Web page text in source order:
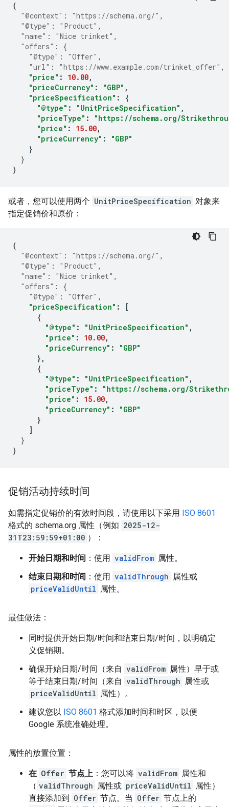
{
"@context" : "https://schema.org/" ,
"@type" : "Product" ,
"name" : "Nice trinket" ,
"offers" :
{
"@type" : "Offer" ,
"url" : "https://www.example.com/trinket_offer" ,
"price" : 10.00,
"priceCurrency" : "GBP" ,
"priceSpecification" :
{
"@type" : "UnitPriceSpecification" ,
"priceType" :
"https://schema.org/
"price" : 15.00,
"priceCurrency" :
"GBP"
}
}
}
或者，您可以使用两个 UnitPriceSpecification 对象来
指定促销价和原价：
{
"@context" : "https://schema.org/" ,
"@type" : "Product" ,
"name" : "Nice trinket" ,
"offers" :
{
"@type" : "Offer" ,
"priceSpecification" :
[
{
"@type" : "UnitPriceSpecification" ,
"price" : 10.00,
"priceCurrency" :
"GBP"
},
{
"@type" : "UnitPriceSpecification" ,
"priceType" :
"https://schema.org/
"price" : 15.00,
"priceCurrency" :
"GBP"
}
]
}
}
促销活动持续时间
如需指定促销价的有效时间段，请使用以下采用 ISO 8601
格式的 schema.org 属性（例如 2025-12-
31T23:59:59+01:00 ）：
开始日期和时间 ：使用 validFrom 属性。
结束日期和时间 ：使用 validThrough 属性或
priceValidUntil 属性。
最佳做法：
同时提供开始日期/时间和结束日期/时间，以明确定
义促销期。
确保开始日期/时间（来自 validFrom 属性）早于或
等于结束日期/时间（来自 validThrough 属性或
priceValidUntil 属性）。
建议您以 ISO 8601 格式添加时间和时区，以便
Google 系统准确处理。
属性的放置位置：
在 Offer 节点上 ：您可以将 validFrom 属性和
（ validThrough 属性或 priceValidUntil 属性）
直接添加到 Offer 节点。当 Offer 节点上的